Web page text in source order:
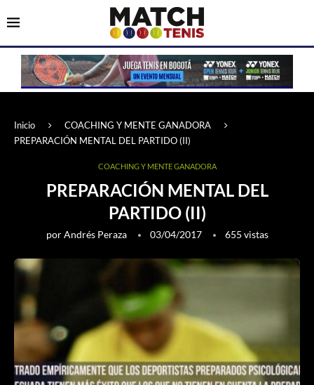
Inicio
COACHING Y MENTE GANADORA
PREPARACIÓN MENTAL DEL PARTIDO (II)
COACHING Y MENTE GANADORA
PREPARACIÓN MENTAL DEL
PARTIDO (II)
porAndrés Peraza 03/04/2017 655 vistas